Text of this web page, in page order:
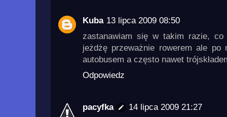
Kuba 13 lipca 2009 08:50
zastanawiam się w takim razie,
jeżdżę przeważnie rowerem ale po
autobusem a często nawet
Odpowiedz
pacyfka
14 lipca 2009 21:27